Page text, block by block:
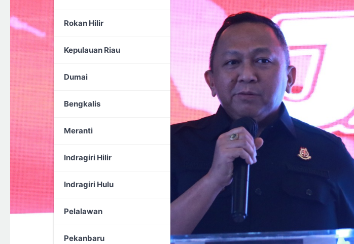
Rokan Hilir
Kepulauan Riau
Dumai
Bengkalis
Meranti
Indragiri Hilir
Indragiri Hulu
Pelalawan
Pekanbaru